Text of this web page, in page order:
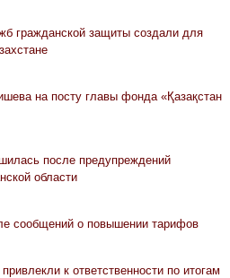
гражданской защиты создали для
на посту главы фонда «Қазақстан
после предупреждений
области
сообщений о повышении тарифов
к ответственности по итогам